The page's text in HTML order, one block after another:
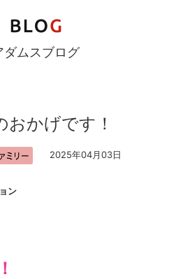
ダムスブログ
おかげです！
2025年04月03日
ン